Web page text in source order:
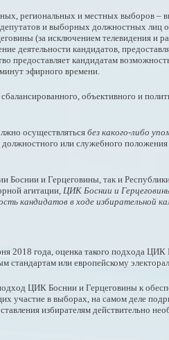
региональных и местных выборов –
и выборных должностных лиц
(за исключением телевидения и
деятельности кандидатов,
предоставляет кандидатам
эфирного времени.
объективного и
осуществляться без какого-либо
или служебного
Боснии и Герцеговины, так и
агитации, ЦИК Боснии и
кандидатов в ходе избирательной
2018 года, оценка такого подхода ЦИК
или европейскому
ЦИК Боснии и Герцеговины к
участие в выборах, на самом деле
избирателям действительно